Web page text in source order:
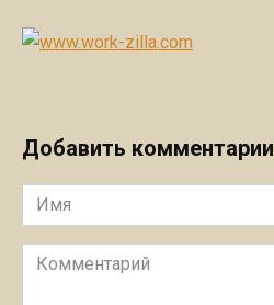
Добавить комментарии
Имя
Комментарий